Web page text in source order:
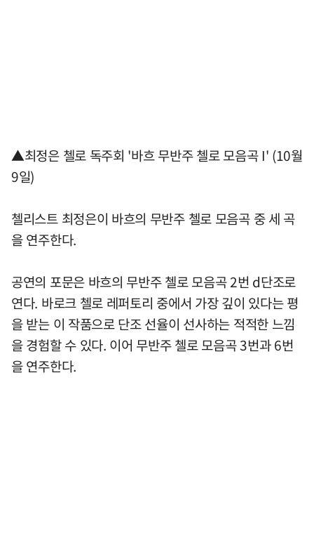
▲최정은 첼로 독주회 '바흐 무반주 첼로 모음곡 I' (10월
9일)
첼리스트 최정은이 바흐의 무반주 첼로 모음곡 중 세 곡
을 연주한다.
공연의 포문은 바흐의 무반주 첼로 모음곡 2번 d단조로
연다. 바로크 첼로 레퍼토리 중에서 가장 깊이 있다는 평
을 받는 이 작품으로 단조 선율이 선사하는 적적한 느낌
을 경험할 수 있다. 이어 무반주 첼로 모음곡 3번과 6번
을 연주한다.